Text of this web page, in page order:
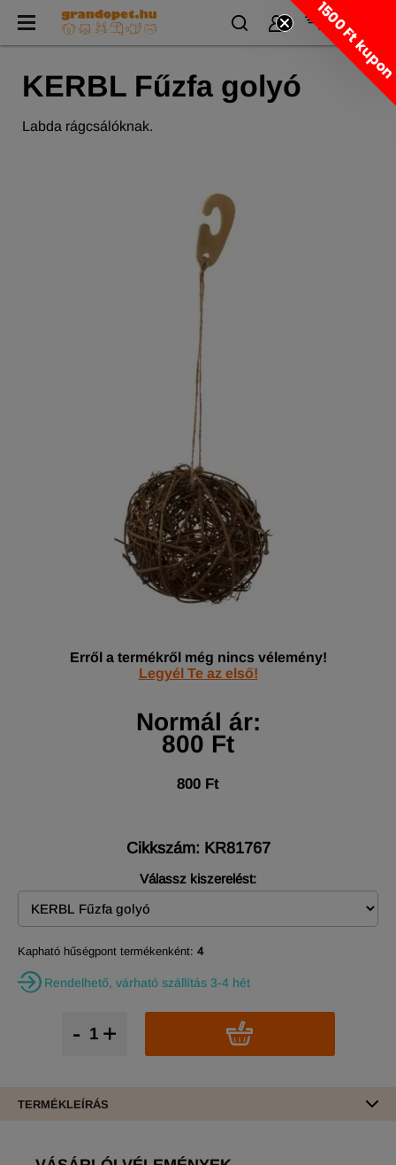
KERBL Fűzfa golyó
Labda rágcsálóknak.
Erről a termékről még nincs vélemény!
Legyél Te az első!
Normál ár:
800 Ft
800 Ft
Cikkszám: KR81767
Válassz kiszerelést:
Kapható hűségpont termékenként: 4
Rendelhető, várható szállítás 3-4 hét
+
-
TERMÉKLEÍRÁS
1500 Ft